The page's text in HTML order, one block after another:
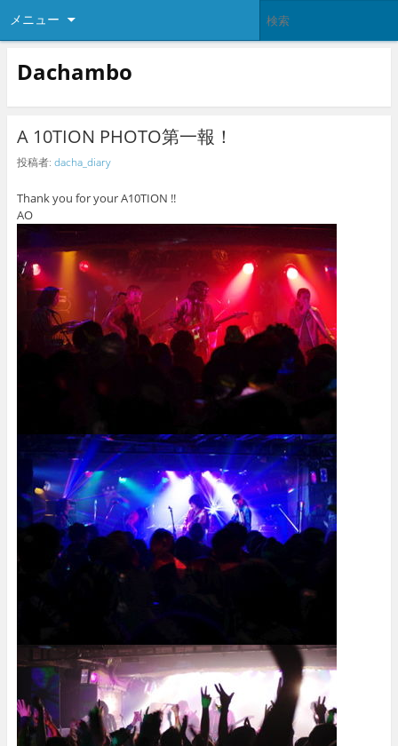
メニュー
Dachambo
A 10TION PHOTO第一報！
投稿者: dacha_diary
Thank you for your A10TION !!
AO